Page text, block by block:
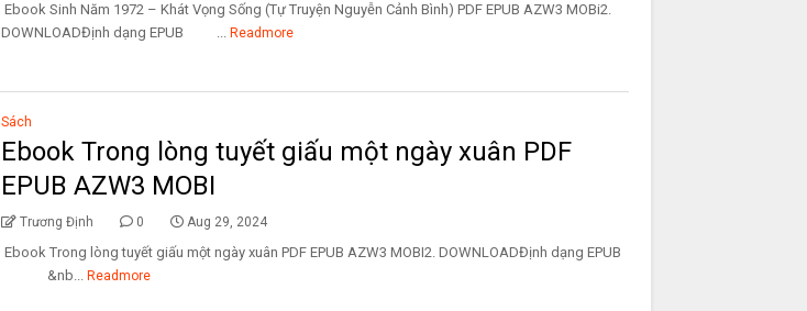
Ebook Sinh Năm 1972 – Khát Vọng Sống (Tự Truyện Nguyễn Cảnh Bình) PDF EPUB AZW3 MOBi2.
DOWNLOADĐịnh dạng EPUB ... Readmore
Sách
Ebook Trong lòng tuyết giấu một ngày xuân PDF
EPUB AZW3 MOBI
Trương Định 0 Aug 29, 2024
Ebook Trong lòng tuyết giấu một ngày xuân PDF EPUB AZW3 MOBI2. DOWNLOADĐịnh dạng EPUB
&nb... Readmore